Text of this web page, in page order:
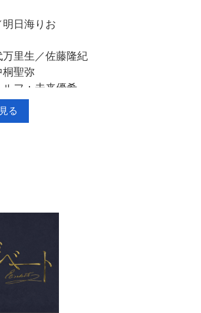
日海りお
里生／佐藤隆紀
桐聖弥
ルフ：未来優希
／黒羽麻璃央
る